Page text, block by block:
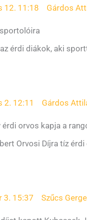
12. 11:18 Gárdos
érdi diákok, aki
2. 12:11 Gárdos
érdi orvos kapja a
Orvosi Díjra tíz
3. 15:37 Szűcs